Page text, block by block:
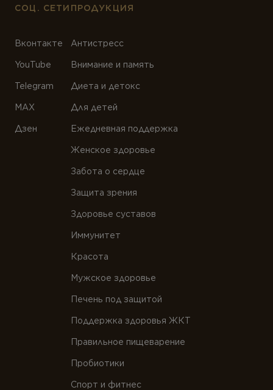
СОЦ. СЕТИ
Вконтакте
YouTube
Telegram
MAX
Дзен
ПРОДУКЦИЯ
Антистресс
Внимание и память
Диета и детокс
Для детей
Ежедневная поддержка
Женское здоровье
Забота о сердце
Защита зрения
Здоровье суставов
Иммунитет
Красота
Мужское здоровье
Печень под защитой
Поддержка здоровья ЖКТ
Правильное пищеварение
Пробиотики
Спорт и фитнес